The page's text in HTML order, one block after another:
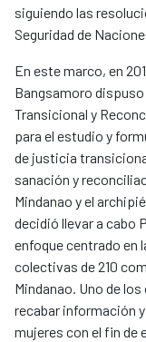
siguiendo las
Seguridad de
En este marco, en
Bangsamoro
Transicional y
para el estudio y
de justicia
sanación y
Mindanao y el
decidió llevar a cabo
enfoque centrado en
colectivas de 210
Mindanao. Uno de
recabar información
mujeres con el fin